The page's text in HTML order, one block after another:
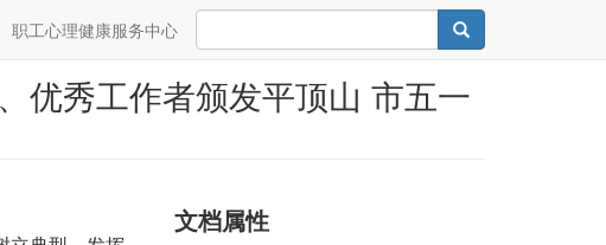
职工心理健康服务中心
Search
Search
优秀工作者颁发平顶山 市五一
文档属性